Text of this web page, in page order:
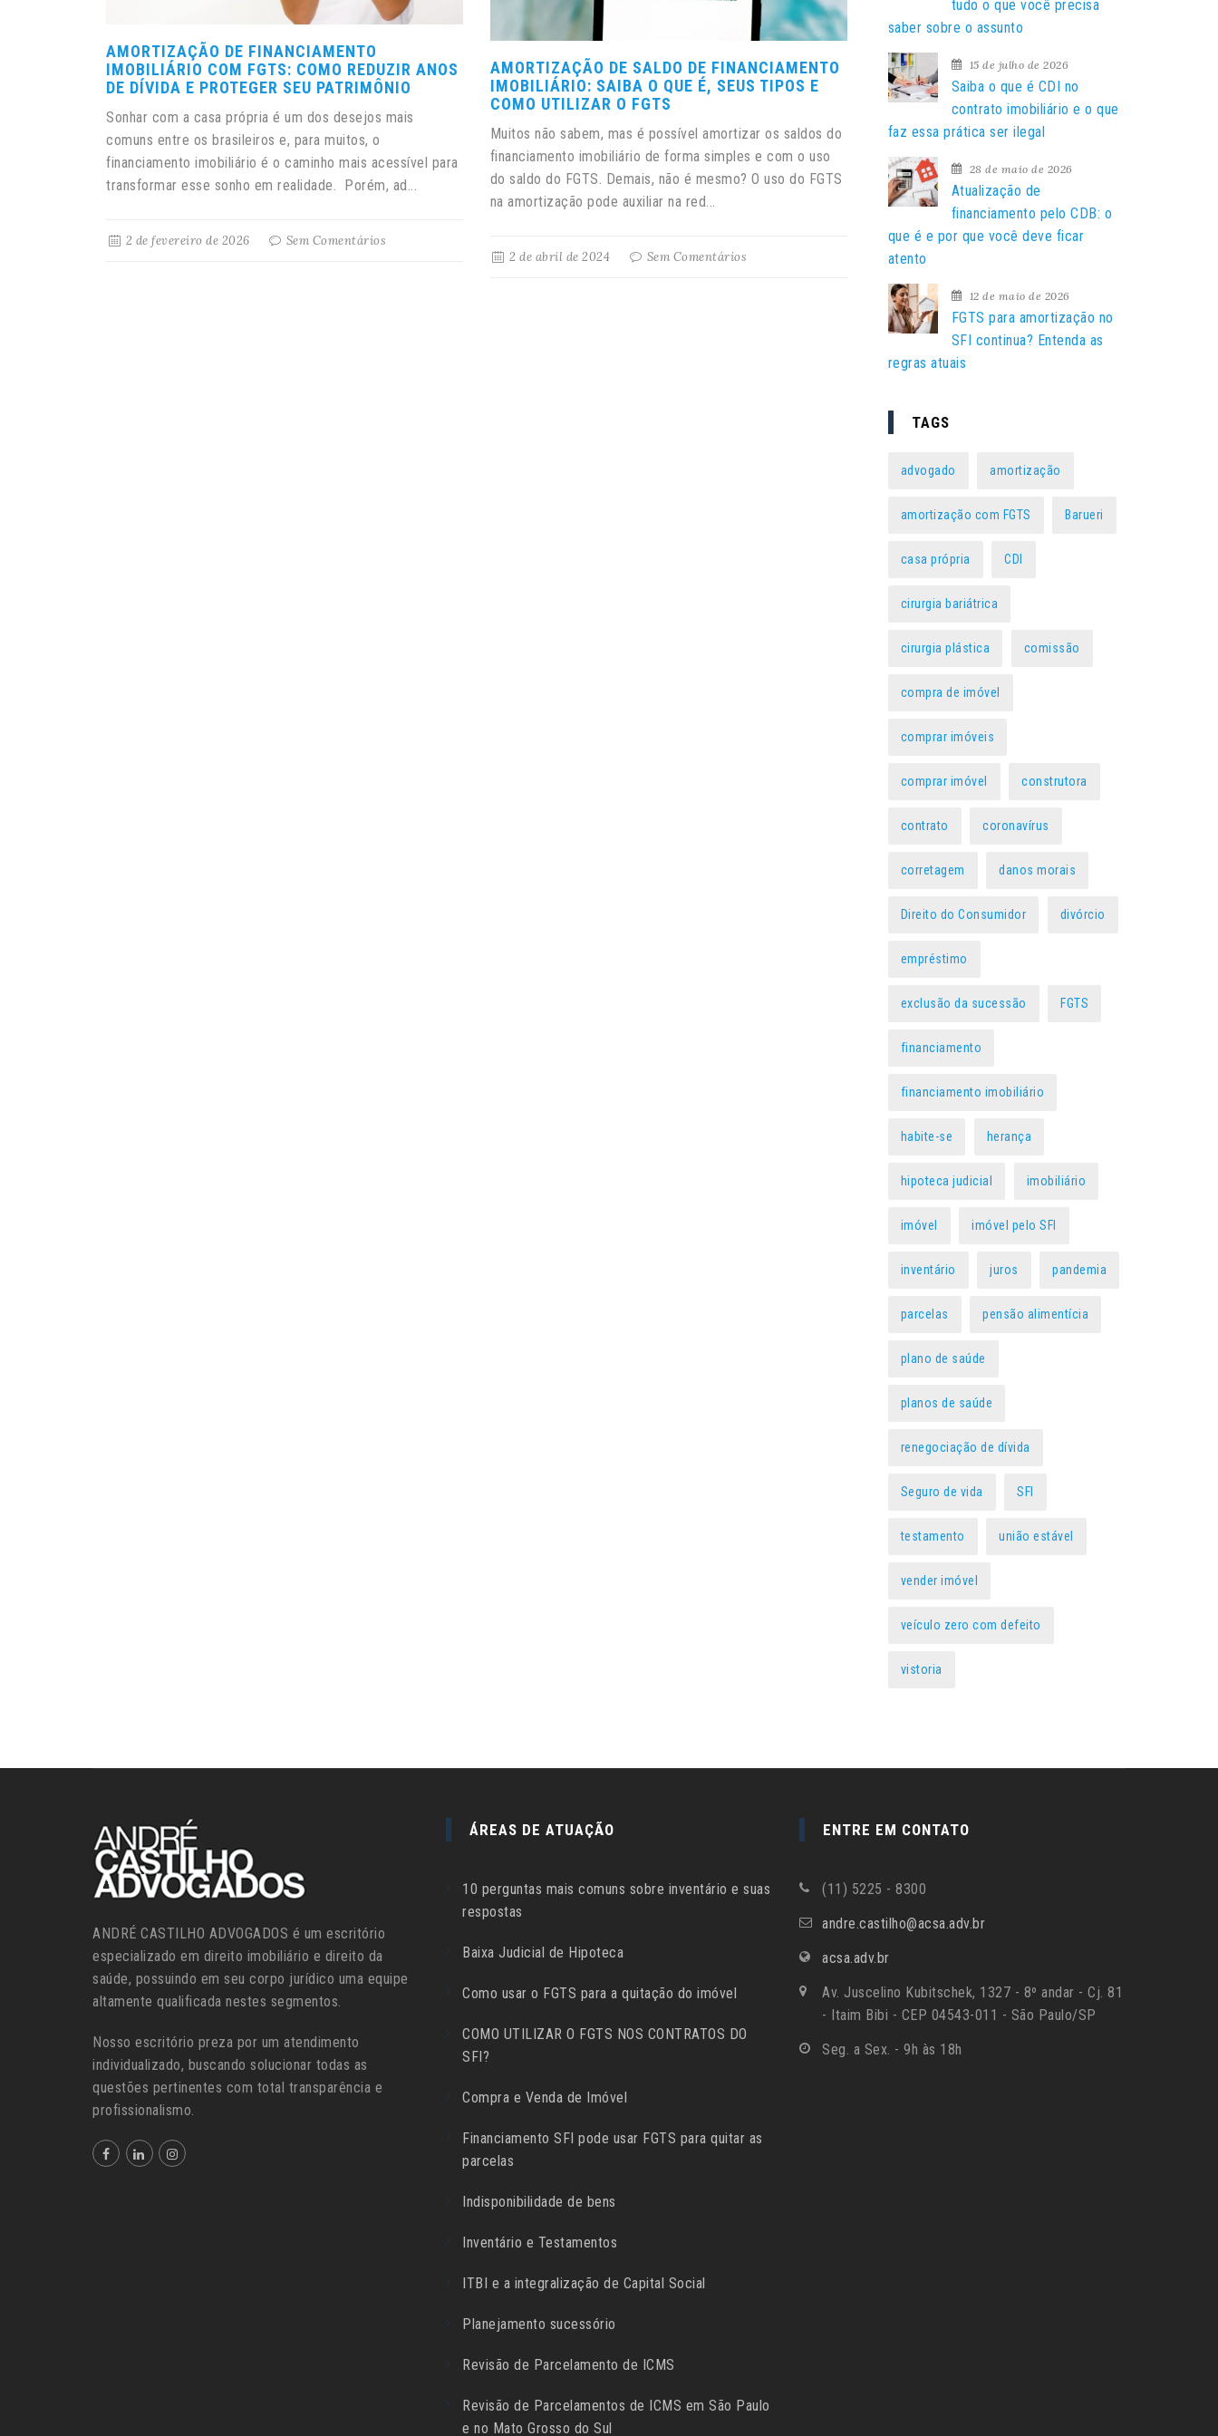
AMORTIZAÇÃO DE FINANCIAMENTO
IMOBILIÁRIO COM FGTS: COMO REDUZIR ANOS
DE DÍVIDA E PROTEGER SEU PATRIMÔNIO
Sonhar com a casa própria é um dos desejos mais
comuns entre os brasileiros e, para muitos, o
financiamento imobiliário é o caminho mais acessível para
transformar esse sonho em realidade. Porém, ad...
2 de fevereiro de 2026 Sem Comentários
AMORTIZAÇÃO DE SALDO DE FINANCIAMENTO
IMOBILIÁRIO: SAIBA O QUE É, SEUS TIPOS E
COMO UTILIZAR O FGTS
Muitos não sabem, mas é possível amortizar os saldos do
financiamento imobiliário de forma simples e com o uso
do saldo do FGTS. Demais, não é mesmo? O uso do FGTS
na amortização pode auxiliar na red...
2 de abril de 2024 Sem Comentários
r
o
r
tudo o que você precisa
saber sobre o assunto
15 de julho de 2026
Saiba o que é CDI no
contrato imobiliário e o que
faz essa prática ser ilegal
28 de maio de 2026
Atualização de
financiamento pelo CDB: o
que é e por que você deve ficar
atento
12 de maio de 2026
FGTS para amortização no
SFI continua? Entenda as
regras atuais
TAGS
advogado amortização
amortização com FGTS Barueri
casa própria CDI
cirurgia bariátrica
cirurgia plástica comissão
compra de imóvel
comprar imóveis
comprar imóvel construtora
contrato coronavírus
corretagem danos morais
Direito do Consumidor divórcio
empréstimo
exclusão da sucessão FGTS
financiamento
financiamento imobiliário
habite-se herança
hipoteca judicial imobiliário
imóvel imóvel pelo SFI
inventário juros pandemia
parcelas pensão alimentícia
plano de saúde
planos de saúde
renegociação de dívida
Seguro de vida SFI
testamento união estável
vender imóvel
veículo zero com defeito
vistoria
ANDRÉ CASTILHO ADVOGADOS é um escritório
especializado em direito imobiliário e direito da
saúde, possuindo em seu corpo jurídico uma equipe
altamente qualificada nestes segmentos.
Nosso escritório preza por um atendimento
individualizado, buscando solucionar todas as
questões pertinentes com total transparência e
profissionalismo.
ÁREAS DE ATUAÇÃO
10 perguntas mais comuns sobre inventário e suas
respostas
Baixa Judicial de Hipoteca
Como usar o FGTS para a quitação do imóvel
COMO UTILIZAR O FGTS NOS CONTRATOS DO
SFI?
Compra e Venda de Imóvel
Financiamento SFI pode usar FGTS para quitar as
parcelas
Indisponibilidade de bens
Inventário e Testamentos
ITBI e a integralização de Capital Social
Planejamento sucessório
Revisão de Parcelamento de ICMS
Revisão de Parcelamentos de ICMS em São Paulo
e no Mato Grosso do Sul
ENTRE EM CONTATO
(11) 5225 - 8300
andre.castilho@acsa.adv.br
acsa.adv.br
Av. Juscelino Kubitschek, 1327 - 8º andar - Cj. 81
- Itaim Bibi - CEP 04543-011 - São Paulo/SP
Seg. a Sex. - 9h às 18h